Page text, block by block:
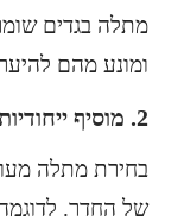
מתלה בגדים
ומונע מהם
2. מוסיף ייחודיות לעיצוב
בחירת מתלה
של החדר.